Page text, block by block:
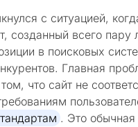
с ситуацией,
созданный всего пару
в поисковых
Главная
что сайт не
. Это обычная